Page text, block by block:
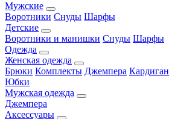
Мужские
Воротники Снуды Шарфы
Детские
Воротники и манишки Снуды Шарфы
Одежда
Женская одежда
Брюки Комплекты Джемпера
Юбки
Мужская одежда
Джемпера
Аксессуары